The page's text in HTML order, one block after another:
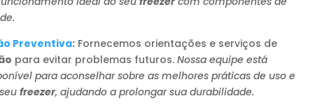
Preventiva: Fornecemos orientações e serviços de
para evitar problemas futuros.Nossa equipe está
para aconselhar sobre as melhores práticas de uso e
freezer, ajudando a prolongar sua durabilidade.